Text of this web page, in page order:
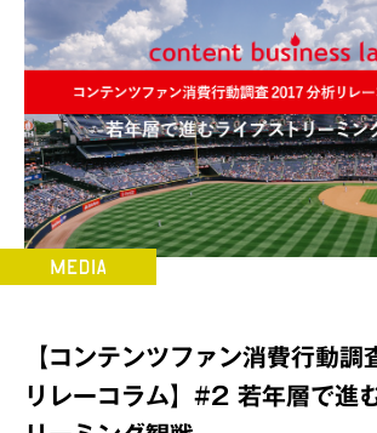
【コンテンツファン消費行動
リレーコラム】#2 若年層で進